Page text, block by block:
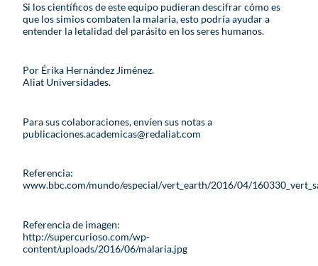
Si los científicos de este equipo pudieran descifrar cómo es
que los simios combaten la malaria, esto podría ayudar a
entender la letalidad del parásito en los seres humanos.
Por Érika Hernández Jiménez.
Aliat Universidades.
Para sus colaboraciones, envíen sus notas a
publicaciones.academicas@redaliat.com
Referencia:
www.bbc.com/mundo/especial/vert_earth/2016/04/
Referencia de imagen:
http://supercurioso.com/wp-
content/uploads/2016/06/malaria.jpg